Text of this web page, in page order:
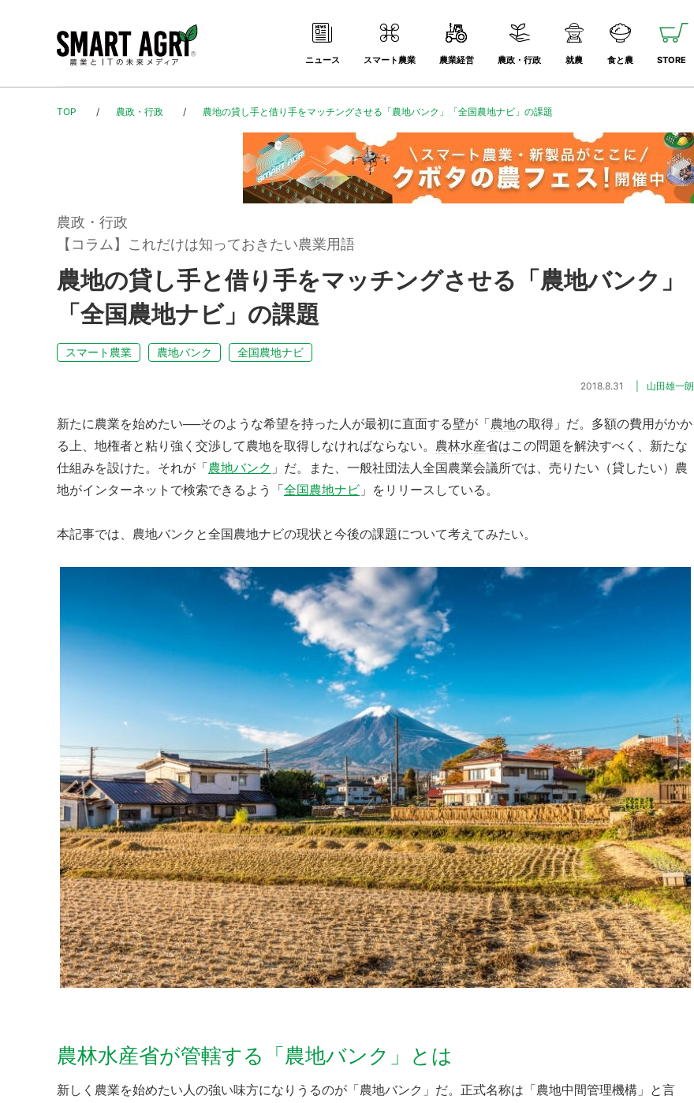
ニュース スマート農業 農業経営 農政・行政 就農 食と農 STORE
TOP 農政・行政 農地の貸し手と借り手をマッチングさせる「農地バンク」「全国農地ナビ」の課題
農政・行政
【コラム】これだけは知っておきたい農業用語
農地の貸し手と借り手をマッチングさせる「農地バンク」
「全国農地ナビ」の課題
スマート農業 農地バンク 全国農地ナビ
2018.8.31 山田雄一朗
新たに農業を始めたい──そのような希望を持った人が最初に直面する壁が「農地の取得」だ。多額の費用がかか
る上、地権者と粘り強く交渉して農地を取得しなければならない。 農林水産省はこの問題を解決すべく、新たな
仕組みを設けた。それが「農地バンク 」だ。また、一般社団法人全国農業会議所では、売りたい（貸したい）農
地がインターネットで検索できるよう「全国農地ナビ 」をリリースしている。
本記事では、農地バンクと全国農地ナビの現状と今後の課題について考えてみたい。
農林水産省が管轄する「農地バンク」とは
新しく農業を始めたい人の強い味方になりうるのが「農地バンク」だ。正式名称は「農地中間管理機構」と言